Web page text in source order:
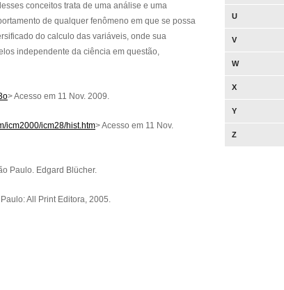
conceitos trata de uma análise e uma
de qualquer fenômeno em que se possa
do calculo das variáveis, onde sua
independente da ciência em questão,
> Acesso em 11 Nov. 2009.
icm2000/icm28/hist.htm> Acesso em 11 Nov.
Paulo. Edgard Blücher.
All Print Editora, 2005.
U
V
W
X
Y
Z